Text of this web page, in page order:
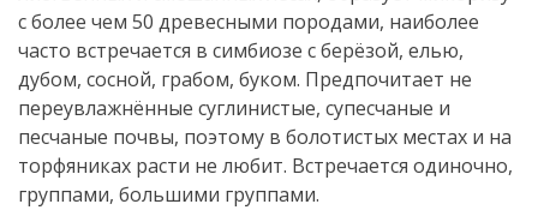
с более чем 50 древесными породами, наиболее
часто встречается в симбиозе с берёзой, елью,
дубом, сосной, грабом, буком. Предпочитает не
переувлажнённые суглинистые, супесчаные и
песчаные почвы, поэтому в болотистых местах и на
торфяниках расти не любит. Встречается одиночно,
группами, большими группами.